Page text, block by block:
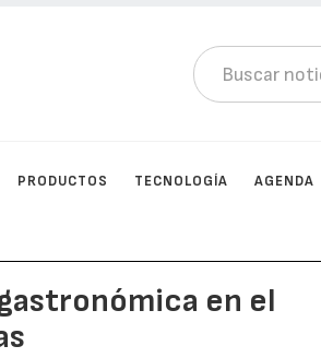
PRODUCTOS TECNOLOGÍA AGENDA
en el